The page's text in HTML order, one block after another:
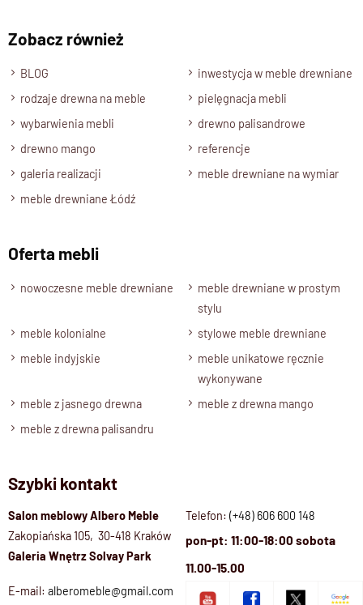
Zobacz również
BLOG
inwestycja w meble drewniane
rodzaje drewna na meble
pielęgnacja mebli
wybarwienia mebli
drewno palisandrowe
drewno mango
referencje
galeria realizacji
meble drewniane na wymiar
meble drewniane Łódź
Oferta mebli
nowoczesne meble drewniane
meble drewniane w prostym
stylu
meble kolonialne
stylowe meble drewniane
meble indyjskie
meble unikatowe ręcznie
wykonywane
meble z jasnego drewna
meble z drewna mango
meble z drewna palisandru
Szybki kontakt
Salon meblowy Albero Meble
Zakopiańska 105, 30-418 Kraków
Galeria Wnętrz Solvay Park
Telefon: (+48) 606 600 148
pon-pt: 11:00-18:00 sobota
11.00-15.00
E-mail: alberomeble@gmail.com